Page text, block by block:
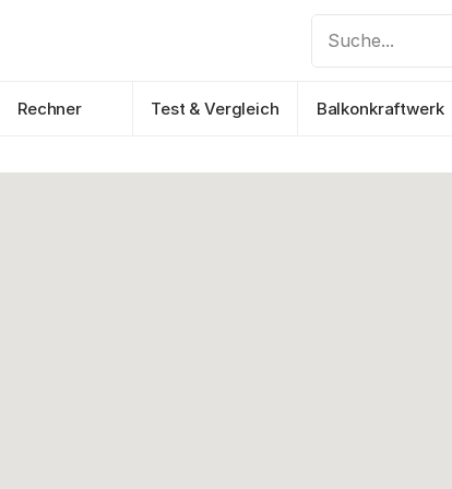
Suche...
Rechner Test & Vergleich Balkonkraftwerk